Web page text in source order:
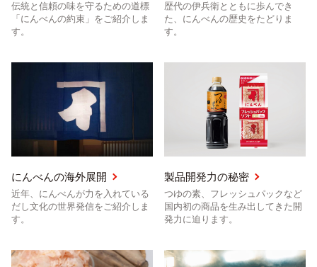
伝統と信頼の味を守るための道標
「にんべんの約束」をご紹介しま
す。
歴代の伊兵衛とともに歩んでき
た、にんべんの歴史をたどりま
す。
にんべんの海外展開
近年、にんべんが力を入れている
だし文化の世界発信をご紹介しま
す。
製品開発力の秘密
つゆの素、フレッシュパックなど
国内初の商品を生み出してきた開
発力に迫ります。